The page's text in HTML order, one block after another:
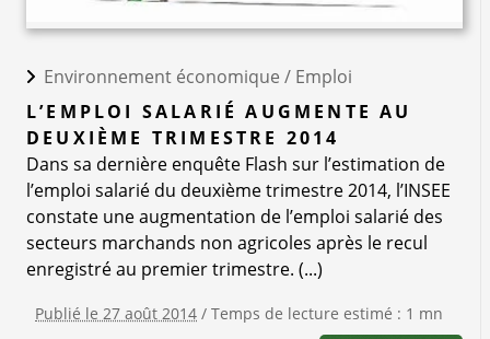
Environnement économique / Emploi
L’EMPLOI SALARIÉ AUGMENTE AU
DEUXIÈME TRIMESTRE 2014
Dans sa dernière enquête Flash sur l’estimation de
l’emploi salarié du deuxième trimestre 2014, l’INSEE
constate une augmentation de l’emploi salarié des
secteurs marchands non agricoles après le recul
enregistré au premier trimestre. (...)
Publié le 27 août 2014 / Temps de lecture estimé : 1 mn